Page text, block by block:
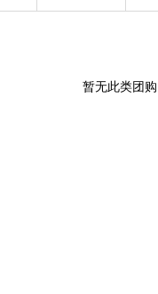
暂无此类团